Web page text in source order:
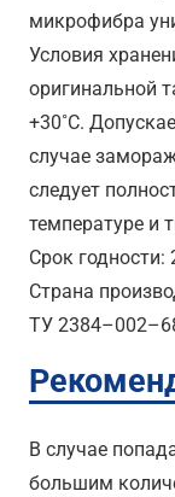
микрофибра
Условия
оригинальной
+30˚С.
случае
следует
температуре и
Срок годности:
Страна
ТУ
В случае
большим